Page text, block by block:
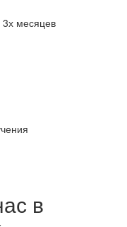
месяцев
в